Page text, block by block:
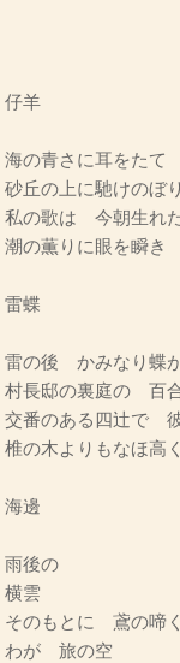
仔羊
海の青さに耳をた
砂丘の上に馳けの
私の歌は 今朝生れ
潮の薫りに眼を瞬き
雷蝶
雷の後 かみなり蝶
村長邸の裏庭の 百
交番のある四辻で
椎の木よりもなほ
海邊
雨後の
横雲
そのもとに 鳶の啼く
わが 旅の空